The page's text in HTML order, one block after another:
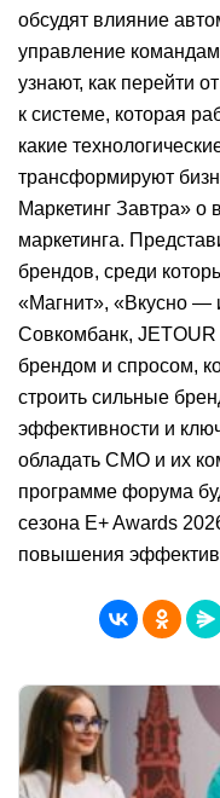
обсудят влияние
управление
узнают, как перейти
к системе, которая
какие
трансформируют
Маркетинг Завтра» о
маркетинга.
брендов, среди
«Магнит», «Вкусно —
Совкомбанк, JETOUR
брендом и спросом,
строить сильные
эффективности и
обладать CMO и их
программе форума
сезона E+ Awards
повышения